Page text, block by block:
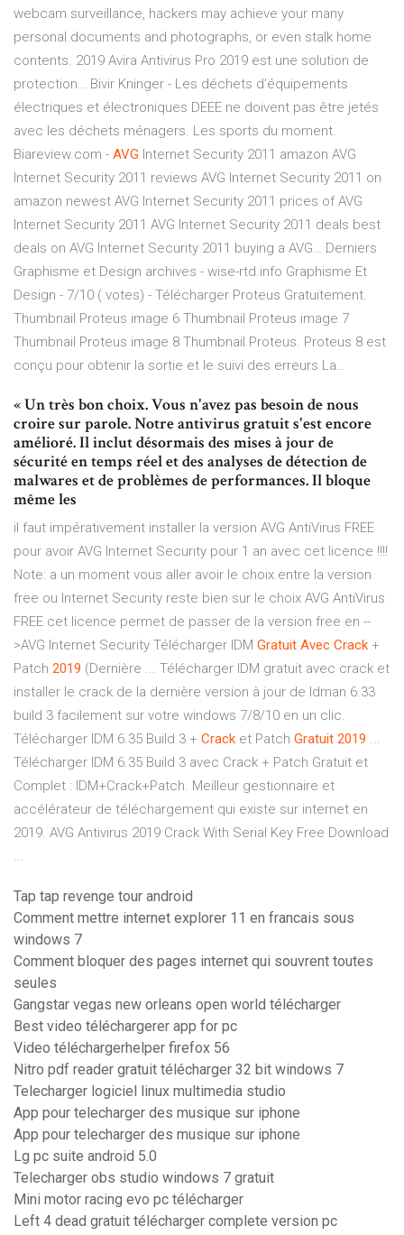
webcam surveillance, hackers may achieve your many
personal documents and photographs, or even stalk home
contents. 2019 Avira Antivirus Pro 2019 est une solution de
protection… Bivir Kninger - Les déchets d’équipements
électriques et électroniques DEEE ne doivent pas être jetés
avec les déchets ménagers. Les sports du moment.
Biareview.com - AVG Internet Security 2011 amazon AVG
Internet Security 2011 reviews AVG Internet Security 2011 on
amazon newest AVG Internet Security 2011 prices of AVG
Internet Security 2011 AVG Internet Security 2011 deals best
deals on AVG Internet Security 2011 buying a AVG… Derniers
Graphisme et Design archives - wise-rtd.info Graphisme Et
Design - 7/10 ( votes) - Télécharger Proteus Gratuitement.
Thumbnail Proteus image 6 Thumbnail Proteus image 7
Thumbnail Proteus image 8 Thumbnail Proteus. Proteus 8 est
conçu pour obtenir la sortie et le suivi des erreurs La…
« Un très bon choix. Vous n'avez pas besoin de nous
croire sur parole. Notre antivirus gratuit s'est encore
amélioré. Il inclut désormais des mises à jour de
sécurité en temps réel et des analyses de détection de
malwares et de problèmes de performances. Il bloque
même les
il faut impérativement installer la version AVG AntiVirus FREE
pour avoir AVG Internet Security pour 1 an avec cet licence !!!!
Note: a un moment vous aller avoir le choix entre la version
free ou Internet Security reste bien sur le choix AVG AntiVirus
FREE cet licence permet de passer de la version free en --
>AVG Internet Security Télécharger IDM Gratuit Avec Crack +
Patch 2019 (Dernière ... Télécharger IDM gratuit avec crack et
installer le crack de la dernière version à jour de Idman 6.33
build 3 facilement sur votre windows 7/8/10 en un clic.
Télécharger IDM 6.35 Build 3 + Crack et Patch Gratuit 2019 ...
Télécharger IDM 6.35 Build 3 avec Crack + Patch Gratuit et
Complet : IDM+Crack+Patch. Meilleur gestionnaire et
accélérateur de téléchargement qui existe sur internet en
2019. AVG Antivirus 2019 Crack With Serial Key Free Download
...
Tap tap revenge tour android
Comment mettre internet explorer 11 en francais sous
windows 7
Comment bloquer des pages internet qui souvrent toutes
seules
Gangstar vegas new orleans open world télécharger
Best video téléchargerer app for pc
Video téléchargerhelper firefox 56
Nitro pdf reader gratuit télécharger 32 bit windows 7
Telecharger logiciel linux multimedia studio
App pour telecharger des musique sur iphone
App pour telecharger des musique sur iphone
Lg pc suite android 5.0
Telecharger obs studio windows 7 gratuit
Mini motor racing evo pc télécharger
Left 4 dead gratuit télécharger complete version pc